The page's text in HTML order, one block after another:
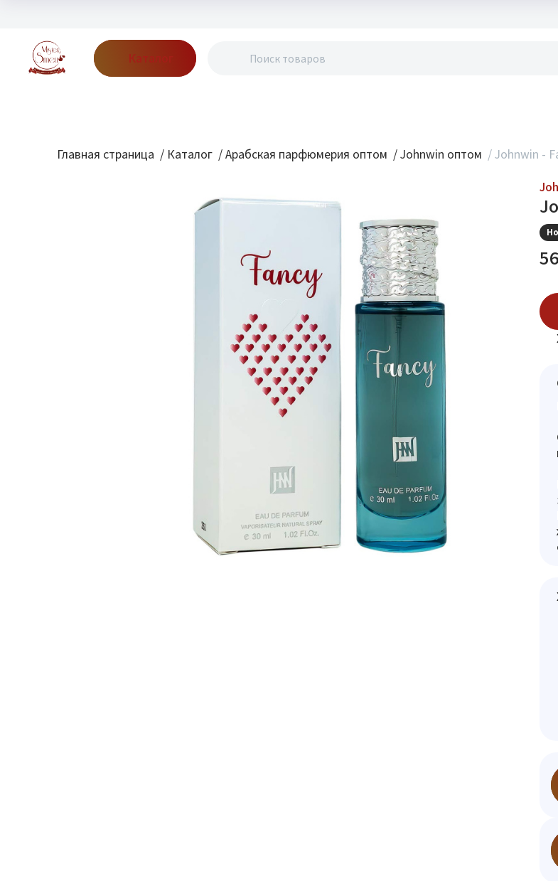
Каталог
Главная страница / Каталог / Арабская парфюмерия оптом / Johnwin оптом / Johnwin -